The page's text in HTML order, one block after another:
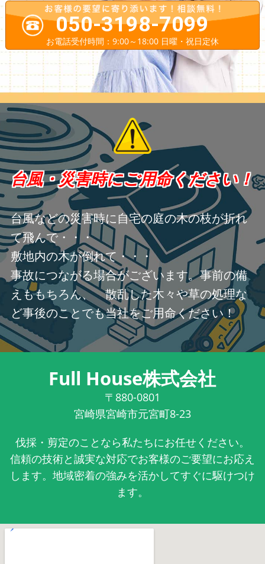
050-3198-7099
お電話受付時間：9:00～18:00 日曜・祝日定休
台風・災害時にご用命ください！
台風などの災害時に自宅の庭の木の枝が折れ
て飛んで・・・
敷地内の木が倒れて・・・
事故につながる場合がございます。事前の備
えももちろん、 散乱した木々や草の処理な
ど事後のことでも当社をご用命ください！
Full House株式会社
〒880-0801
宮崎県宮崎市元宮町8-23
伐採・剪定のことなら私たちにお任せください。
信頼の技術と誠実な対応でお客様のご要望にお応え
します。地域密着の強みを活かしてすぐに駆けつけ
ます。